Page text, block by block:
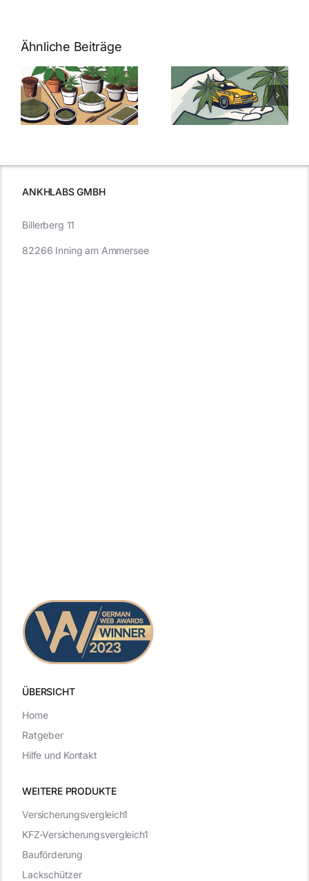
Ähnliche Beiträge
Neue THC-
Grenzwert-
Regelung:
Was Sie über
Cannabis und
müssen
Cannabis
Samen
kaufen: Alles
was Sie
ANKHLABS GMBH
ÜBERSICHT
WEITERE PRODUKTE
Billerberg 11
82266 Inning am Ammersee
Versicherungsvergleich1
KFZ-Versicherungsvergleich1
Bauförderung
Lackschützer
Home
Ratgeber
Hilfe und Kontakt